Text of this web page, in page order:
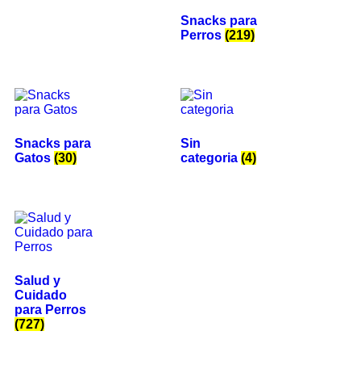
Snacks para
Perros (219)
Snacks para
Gatos (30)
Sin
categoria (4)
Salud y
Cuidado
para Perros
(727)